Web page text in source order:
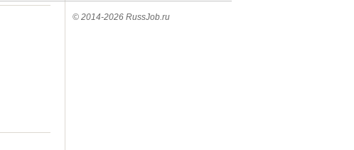
© 2014-2026 RussJob.ru